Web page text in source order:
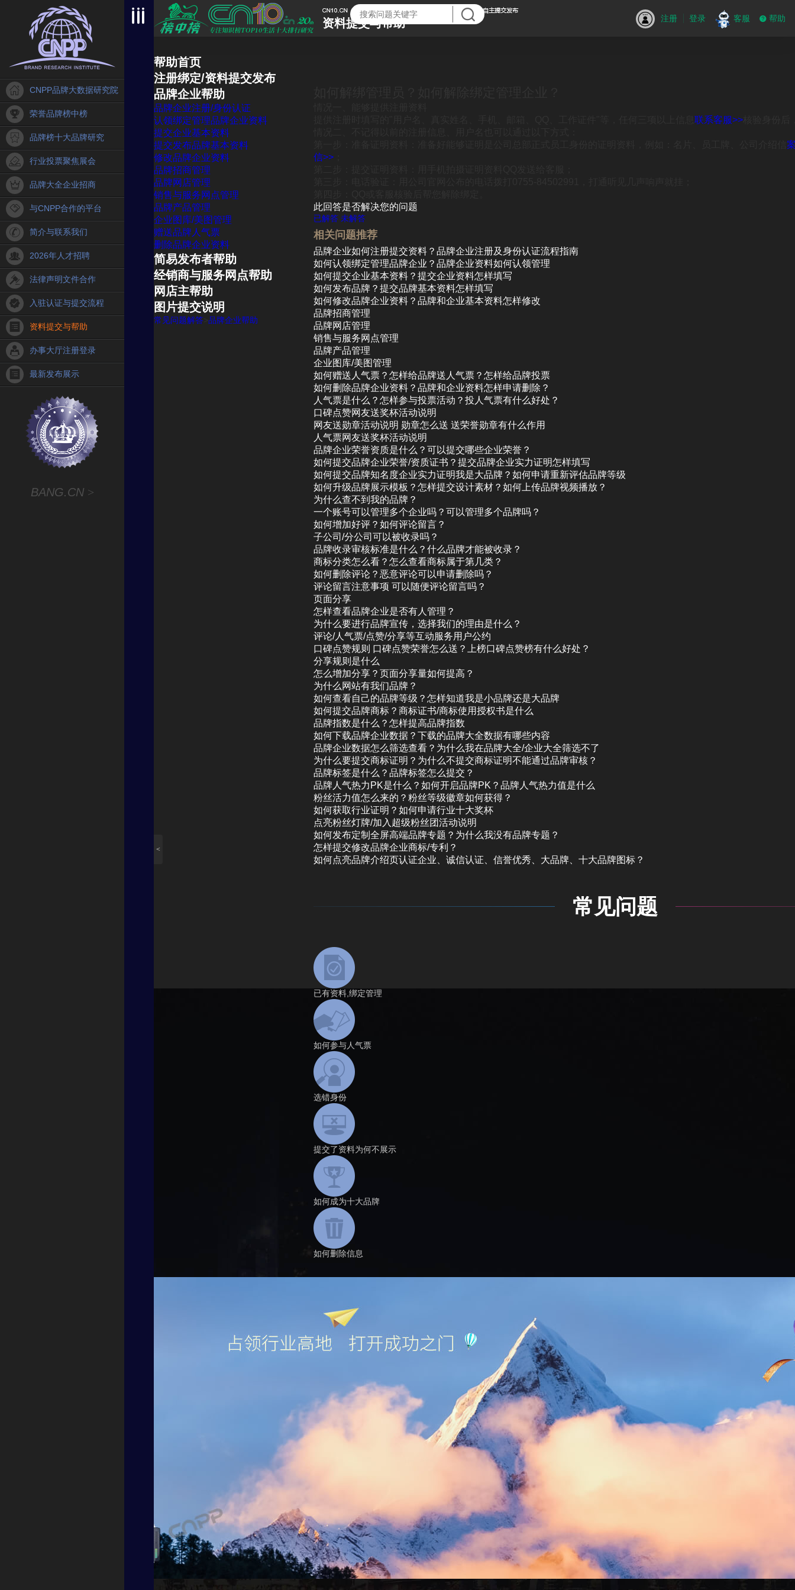
CNPP品牌大数据研究院
荣誉品牌榜中榜
品牌榜十大品牌研究
行业投票聚焦展会
品牌大全企业招商
与CNPP合作的平台
简介与联系我们
2026年人才招聘
法律声明文件合作
入驻认证与提交流程
资料提交与帮助
办事大厅注册登录
最新发布展示
BANG.CN >
资料提交与帮助 注册 登录 客服 帮助
帮助首页
注册绑定/资料提交发布
品牌企业帮助
品牌企业注册/身份认证
认领绑定管理品牌企业资料
提交企业基本资料
提交发布品牌基本资料
修改品牌企业资料
品牌招商管理
品牌网店管理
销售与服务网点管理
品牌产品管理
企业图库/美图管理
赠送品牌人气票
删除品牌企业资料
简易发布者帮助
经销商与服务网点帮助
网店主帮助
图片提交说明
常见问题解答 品牌企业帮助
联系客服>>
信>>
此回答是否解决您的问题
已解答 未解答
相关问题推荐
品牌企业如何注册提交资料？品牌企业注册及身份认证流程指南
如何认领绑定管理品牌企业？品牌企业资料如何认领管理
如何提交企业基本资料？提交企业资料怎样填写
如何发布品牌？提交品牌基本资料怎样填写
如何修改品牌企业资料？品牌和企业基本资料怎样修改
品牌招商管理
品牌网店管理
销售与服务网点管理
品牌产品管理
企业图库/美图管理
如何赠送人气票？怎样给品牌送人气票？怎样给品牌投票
如何删除品牌企业资料？品牌和企业资料怎样申请删除？
人气票是什么？怎样参与投票活动？投人气票有什么好处？
口碑点赞网友送奖杯活动说明
网友送勋章活动说明 勋章怎么送 送荣誉勋章有什么作用
人气票网友送奖杯活动说明
品牌企业荣誉资质是什么？可以提交哪些企业荣誉？
如何提交品牌企业荣誉/资质证书？提交品牌企业实力证明怎样填写
如何提交品牌知名度企业实力证明我是大品牌？如何申请重新评估品牌等级
如何升级品牌展示模板？怎样提交设计素材？如何上传品牌视频播放？
为什么查不到我的品牌？
一个账号可以管理多个企业吗？可以管理多个品牌吗？
如何增加好评？如何评论留言？
子公司/分公司可以被收录吗？
品牌收录审核标准是什么？什么品牌才能被收录？
商标分类怎么看？怎么查看商标属于第几类？
如何删除评论？恶意评论可以申请删除吗？
评论留言注意事项 可以随便评论留言吗？
页面分享
怎样查看品牌企业是否有人管理？
为什么要进行品牌宣传，选择我们的理由是什么？
评论/人气票/点赞/分享等互动服务用户公约
口碑点赞规则 口碑点赞荣誉怎么送？上榜口碑点赞榜有什么好处？
分享规则是什么
怎么增加分享？页面分享量如何提高？
为什么网站有我们品牌？
如何查看自己的品牌等级？怎样知道我是小品牌还是大品牌
如何提交品牌商标？商标证书/商标使用授权书是什么
品牌指数是什么？怎样提高品牌指数
如何下载品牌企业数据？下载的品牌大全数据有哪些内容
品牌企业数据怎么筛选查看？为什么我在品牌大全/企业大全筛选不了
为什么要提交商标证明？为什么不提交商标证明不能通过品牌审核？
品牌标签是什么？品牌标签怎么提交？
品牌人气热力PK是什么？如何开启品牌PK？品牌人气热力值是什么
粉丝活力值怎么来的？粉丝等级徽章如何获得？
如何获取行业证明？如何申请行业十大奖杯
点亮粉丝灯牌/加入超级粉丝团活动说明
如何发布定制全屏高端品牌专题？为什么我没有品牌专题？
怎样提交修改品牌企业商标/专利？
如何点亮品牌介绍页认证企业、诚信认证、信誉优秀、大品牌、十大品牌图标？
常见问题
已有资料,绑定管理
如何参与人气票
选错身份
提交了资料为何不展示
如何成为十大品牌
如何删除信息